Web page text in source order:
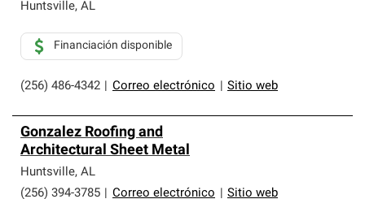
Huntsville, AL
(256) 486-4342 Correo electrónico Sitio web
Financiación disponible
Gonzalez Roofing and
Architectural Sheet Metal
Huntsville, AL
(256) 394-3785
Correo electrónico Sitio web